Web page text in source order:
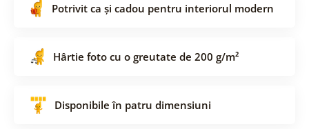
Potrivit ca și cadou pentru interiorul modern
Hârtie foto cu o greutate de 200 g/m²
Disponibile în patru dimensiuni